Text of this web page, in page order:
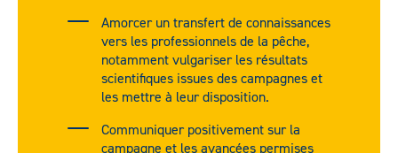
Amorcer un transfert de connaissances
vers les professionnels de la pêche,
notamment vulgariser les résultats
scientifiques issues des campagnes et
les mettre à leur disposition.
Communiquer positivement sur la
campagne et les avancées permises